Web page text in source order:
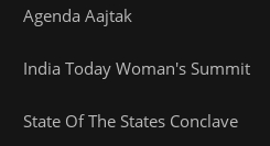
Agenda Aajtak
India Today Woman's Summit
State Of The States Conclave